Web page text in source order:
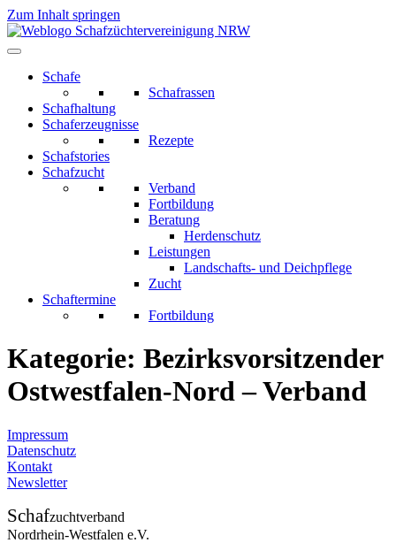
Zum Inhalt springen
Schafe
Schafrassen
Schafhaltung
Schaferzeugnisse
Rezepte
Schafstories
Schafzucht
Verband
Fortbildung
Beratung
Herdenschutz
Leistungen
Landschafts- und Deichpflege
Zucht
Schaftermine
Fortbildung
Kategorie: Bezirksvorsitzender
Ostwestfalen-Nord – Verband
Impressum
Datenschutz
Kontakt
Newsletter
Schafzuchtverband
Nordrhein-Westfalen e.V.